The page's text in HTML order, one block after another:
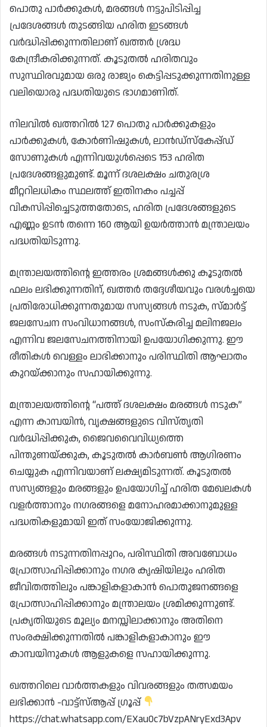
പൊതു പാർക്കുകൾ, മരങ്ങൾ നട്ടുപിടിപ്പിച്ച
പ്രദേശങ്ങൾ തുടങ്ങിയ ഹരിത ഇടങ്ങൾ
വർദ്ധിപ്പിക്കുന്നതിലാണ് ഖത്തർ ശ്രദ്ധ
കേന്ദ്രീകരിക്കുന്നത്. കൂടുതൽ ഹരിതവും
സുസ്ഥിരവുമായ ഒരു രാജ്യം കെട്ടിപ്പടുക്കുന്നതിനുള്ള
വലിയൊരു പദ്ധതിയുടെ ഭാഗമാണിത്.
നിലവിൽ ഖത്തറിൽ 127 പൊതു പാർക്കുകളും
പാർക്കുകൾ, കോർണിഷുകൾ, ലാൻഡ്‌സ്‌കേപ്പ്ഡ്
സോണുകൾ എന്നിവയുൾപ്പെടെ 153 ഹരിത
പ്രദേശങ്ങളുമുണ്ട്. മൂന്ന് ദശലക്ഷം ചതുരശ്ര
മീറ്ററിലധികം സ്ഥലത്ത് ഇതിനകം പച്ചപ്പ്
വികസിപ്പിച്ചെടുത്തതോടെ, ഹരിത പ്രദേശങ്ങളുടെ
എണ്ണം ഉടൻ തന്നെ 160 ആയി ഉയർത്താൻ മന്ത്രാലയം
പദ്ധതിയിടുന്നു.
മന്ത്രാലയത്തിന്റെ ഇത്തരം ശ്രമങ്ങൾക്കു കൂടുതൽ
ഫലം ലഭിക്കുന്നതിന്, ഖത്തർ തദ്ദേശീയവും വരൾച്ചയെ
പ്രതിരോധിക്കുന്നതുമായ സസ്യങ്ങൾ നടുക, സ്‍മാർട്ട്
ജലസേചന സംവിധാനങ്ങൾ, സംസ്‌കരിച്ച മലിനജലം
എന്നിവ ജലസേചനത്തിനായി ഉപയോഗിക്കുന്നു. ഈ
രീതികൾ വെള്ളം ലാഭിക്കാനും പരിസ്ഥിതി ആഘാതം
കുറയ്ക്കാനും സഹായിക്കുന്നു.
മന്ത്രാലയത്തിന്റെ “പത്ത് ദശലക്ഷം മരങ്ങൾ നടുക”
എന്ന കാമ്പയിൻ, വൃക്ഷങ്ങളുടെ വിസ്‌തൃതി
വർദ്ധിപ്പിക്കുക, ജൈവവൈവിധ്യത്തെ
പിന്തുണയ്ക്കുക, കൂടുതൽ കാർബൺ ആഗിരണം
ചെയ്യുക എന്നിവയാണ് ലക്ഷ്യമിടുന്നത്. കൂടുതൽ
സസ്യങ്ങളും മരങ്ങളും ഉപയോഗിച്ച് ഹരിത മേഖലകൾ
വളർത്താനും നഗരങ്ങളെ മനോഹരമാക്കാനുമുള്ള
പദ്ധതികളുമായി ഇത് സംയോജിക്കുന്നു.
മരങ്ങൾ നടുന്നതിനപ്പുറം, പരിസ്ഥിതി അവബോധം
പ്രോത്സാഹിപ്പിക്കാനും നഗര കൃഷിയിലും ഹരിത
ജീവിതത്തിലും പങ്കാളികളാകാൻ പൊതുജനങ്ങളെ
പ്രോത്സാഹിപ്പിക്കാനും മന്ത്രാലയം ശ്രമിക്കുന്നുണ്ട്.
പ്രകൃതിയുടെ മൂല്യം മനസ്സിലാക്കാനും അതിനെ
സംരക്ഷിക്കുന്നതിൽ പങ്കാളികളാകാനും ഈ
കാമ്പയിനുകൾ ആളുകളെ സഹായിക്കുന്നു.
ഖത്തറിലെ വാർത്തകളും വിവരങ്ങളും തത്സമയം
ലഭിക്കാൻ -വാട്ട്സ്ആപ്പ് ഗ്രൂപ്പ്
https://chat.whatsapp.com/EXau0c7bVzpANryExd3Apv